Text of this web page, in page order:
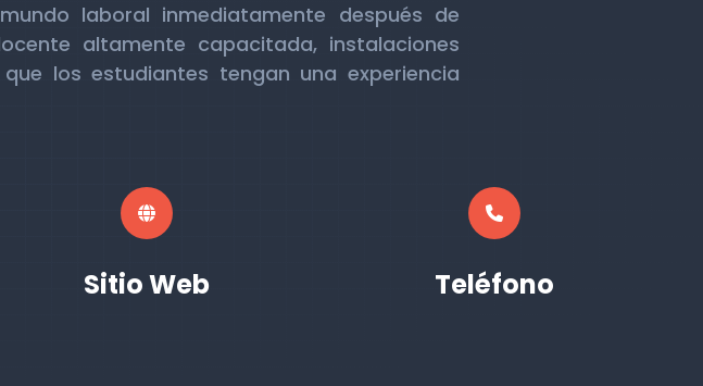
laboral inmediatamente después de
altamente capacitada, instalaciones
los estudiantes tengan una experiencia
Sitio Web Teléfono